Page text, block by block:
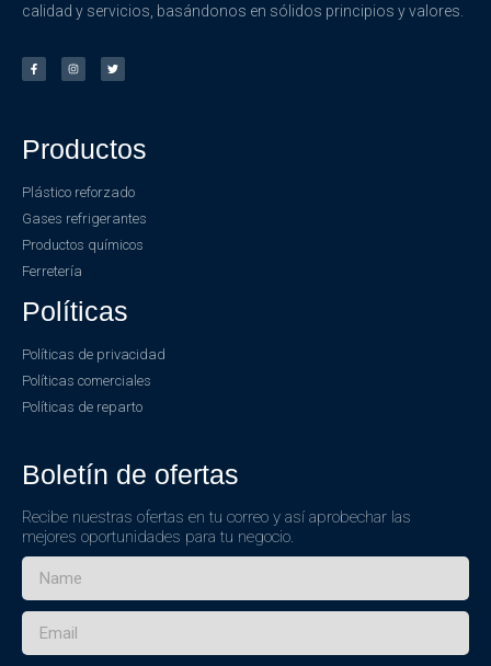
calidad y servicios, basándonos en sólidos principios y valores.
Productos
Plástico reforzado
Gases refrigerantes
Productos químicos
Ferretería
Políticas
Políticas de privacidad
Políticas comerciales
Políticas de reparto
Boletín de ofertas
Recibe nuestras ofertas en tu correo y así aprobechar las
mejores oportunidades para tu negocio.